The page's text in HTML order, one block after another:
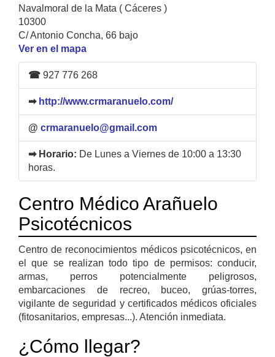
Navalmoral de la Mata ( Cáceres )
10300
C/ Antonio Concha, 66 bajo
Ver en el mapa
☎ 927 776 268
➡ http://www.crmaranuelo.com/
@ crmaranuelo@gmail.com
➡ Horario: De Lunes a Viernes de 10:00 a 13:30
horas.
Centro Médico Arañuelo
Psicotécnicos
Centro de reconocimientos médicos psicotécnicos, en
el que se realizan todo tipo de permisos: conducir,
armas, perros potencialmente peligrosos,
embarcaciones de recreo, buceo, grúas-torres,
vigilante de seguridad y certificados médicos oficiales
(fitosanitarios, empresas...). Atención inmediata.
¿Cómo llegar?